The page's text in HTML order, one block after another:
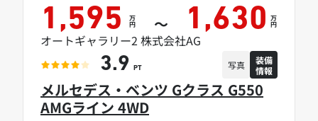
メルセデス・ベンツ Gクラス G550
AMGライン 4WD
1,595 万
円 ～ 1,630 万
円
オートギャラリー2 株式会社AG
3.9 PT 写真
装備
情報